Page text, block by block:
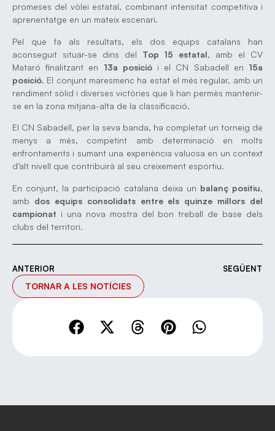
promeses del vòlei estatal, combinant intensitat competitiva i
aprenentatge en un mateix escenari.
Pel que fa als resultats, els dos equips catalans han
aconseguit situar-se dins del Top 15 estatal, amb el CV
Mataró finalitzant en 13a posiciói el CN Sabadell en 15a
posició. El conjunt maresmenc ha estat el més regular, amb un
rendiment sòlid i diverses victòries que li han permès mantenir-
se en la zona mitjana-alta de la classificació.
El CN Sabadell, per la seva banda, ha completat un torneig de
menys a més, competint amb determinació en molts
enfrontaments i sumant una experiència valuosa en un context
d’alt nivell que contribuirà al seu creixement esportiu.
En conjunt, la participació catalana deixa un balanç positiu,
amb dos equips consolidats entre els quinze millors del
campionat i una nova mostra del bon treball de base dels
clubs del territori.
ANTERIOR SEGÜENT
TORNAR A LES NOTÍCIES